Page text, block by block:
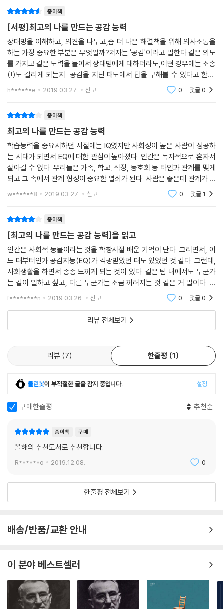
종이책
[서평]최고의 나를 만드는 공감 능력
상대방을 이해하고, 의견을 나누고,좀 더 나은 해결책을 위해 의사소통을
하는 가장 중요한 부분은 무엇일까?저자는 '공감'이라고 말한다.같은 의도
를 가지고 같은 노력을 들여서 상대방에게 대하더라도,어떤 경우에는 소송
(!)도 걸리게 되는지...공감을 지닌 태도에서 답을 구해볼 수 있다고 한다.
의학박사이면서 스스로 느낀 부분을 구체화하고동료 의사와 이 노하우를
h******e 2019.03.27. 신고 0 댓글0
종이책
최고의 나를 만드는 공감 능력
학습능력을 중요시하던 시절에는 IQ였지만 사회성이 높은 사람이 성공하
는 시대가 되면서 EQ에 대한 관심이 높아졌다. 인간은 독자적으로 혼자서
살아갈 수 없다. 우리들은 가족, 학교, 직장, 동호회 등 타인과 관계를 맺게
되고 그 속에서 관계 형성이 중요한 열쇠가 된다. 사람은 좋은데 관계가 서
투른 사람들이 있다. 그래서 다른 사람과 공감대를 형성할 수 있는 감성지
w******8 2019.03.27. 신고 0 댓글1
종이책
[최고의 나를 만드는 공감 능력]을 읽고
인간은 사회적 동물이라는 것을 학창시절 배운 기억이 난다. 그러면서, 어
느 때부터인가 공감지능(EQ)가 각광받았던 때도 있었던 것 같다. 그런데,
사회생활을 하면서 종종 느끼게 되는 것이 있다. 같은 팀 내에서도 누군가
는 같이 일하고 싶고, 다른 누군가는 조금 꺼려지는 것 같은 거 말이다. 가
만히 생각해 보니, 이것이 바로 공감 능력의 차이가 아닌가 하는 생각이 든
f********n 2019.03.26. 신고 0 댓글0
리뷰 전체보기
리뷰 7 한줄평 1
클린봇이 부적절한 글을 감지 중입니다. 설정
구매한줄평 추천순
종이책 구매
올해의 추천도서로 추천합니다.
R******o 2019.12.08. 0
한줄평 전체보기
배송/반품/교환 안내
이 분야 베스트셀러